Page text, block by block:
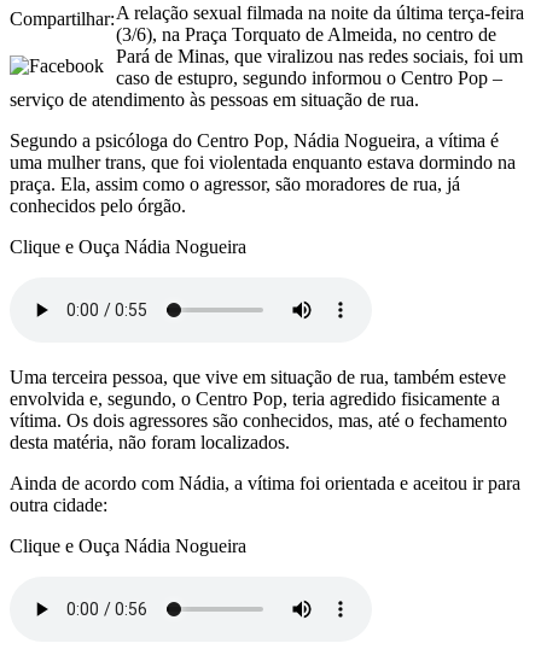
Compartilhar:A relação sexual filmada na noite da última terça-feira
(3/6), na Praça Torquato de Almeida, no centro de
Pará de Minas, que viralizou nas redes sociais, foi um
caso de estupro, segundo informou o Centro Pop –
serviço de atendimento às pessoas em situação de rua.
Segundo a psicóloga do Centro Pop, Nádia Nogueira, a vítima é
uma mulher trans, que foi violentada enquanto estava dormindo na
praça. Ela, assim como o agressor, são moradores de rua, já
conhecidos pelo órgão.
Clique e Ouça Nádia Nogueira
Uma terceira pessoa, que vive em situação de rua, também esteve
envolvida e, segundo, o Centro Pop, teria agredido fisicamente a
vítima. Os dois agressores são conhecidos, mas, até o fechamento
desta matéria, não foram localizados.
Ainda de acordo com Nádia, a vítima foi orientada e aceitou ir para
outra cidade:
Clique e Ouça Nádia Nogueira